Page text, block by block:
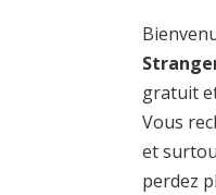
gratuit
Vous
et
perdez